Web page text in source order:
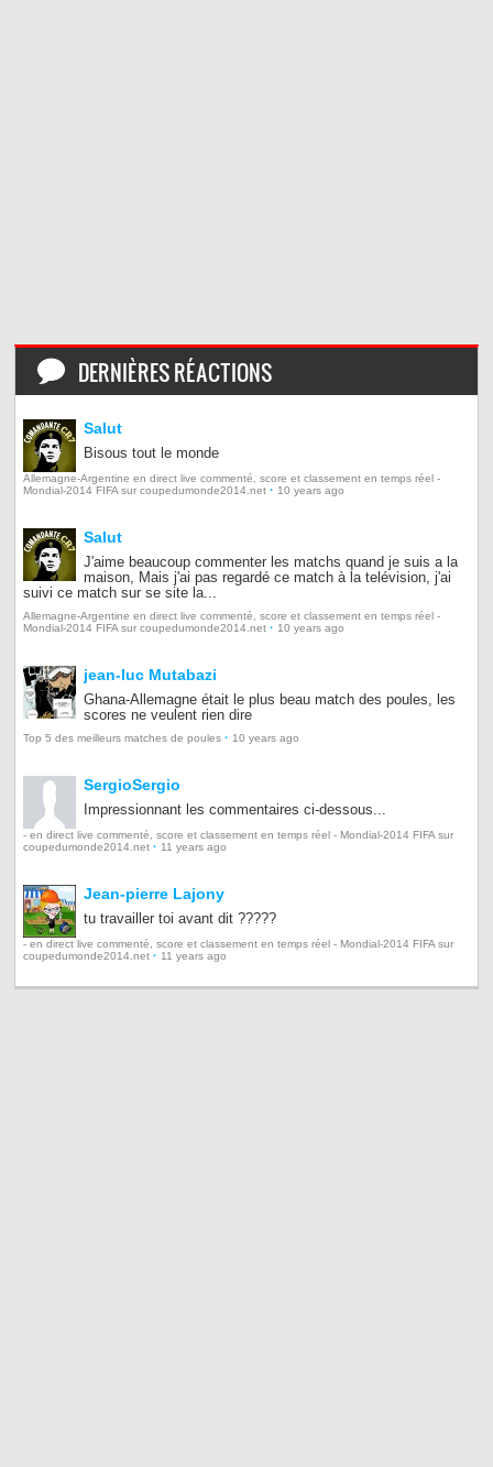
DERNIÈRES RÉACTIONS
Salut
Bisous tout le monde
Allemagne-Argentine en direct live commenté, score et classement en temps réel -
Mondial-2014 FIFA sur coupedumonde2014.net · 10 years ago
Salut
J'aime beaucoup commenter les matchs quand je suis a la
maison, Mais j'ai pas regardé ce match à la telévision, j'ai
suivi ce match sur se site la...
Allemagne-Argentine en direct live commenté, score et classement en temps réel -
Mondial-2014 FIFA sur coupedumonde2014.net · 10 years ago
jean-luc Mutabazi
Ghana-Allemagne était le plus beau match des poules, les
scores ne veulent rien dire
Top 5 des meilleurs matches de poules · 10 years ago
SergioSergio
Impressionnant les commentaires ci-dessous...
- en direct live commenté, score et classement en temps réel - Mondial-2014 FIFA sur
coupedumonde2014.net · 11 years ago
Jean-pierre Lajony
tu travailler toi avant dit ?????
- en direct live commenté, score et classement en temps réel - Mondial-2014 FIFA sur
coupedumonde2014.net · 11 years ago